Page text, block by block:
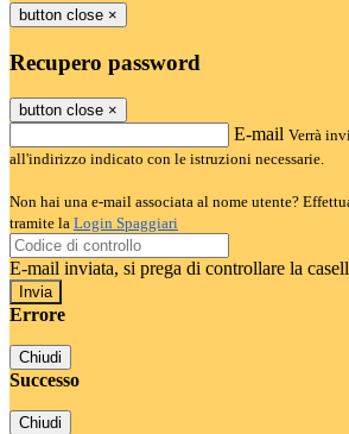
button close ×
Recupero password
button close ×
E-mail Verrà
all'indirizzo indicato con le istruzioni necessarie.
Non hai una e-mail associata al nome utente?
tramite la Login Spaggiari
E-mail inviata, si prega di controllare la
Errore
Chiudi
Successo
Chiudi